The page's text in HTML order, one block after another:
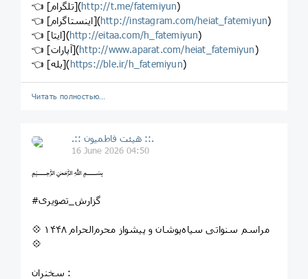
👈 [تلگرام](http://t.me/fatemiyun)
👈 [اینستاگرام](http://instagram.com/heiat_fatemiyun)
👈 [ایتا](http://eitaa.com/h_fatemiyun)
👈 [آپارات](http://www.aparat.com/heiat_fatemiyun)
👈 [بله](https://ble.ir/h_fatemiyun)
Читать полностью…
.:: هیئت فاطمیون ::.
16 June 2026 04:50
﷽⁦
#گزارش_تصویری
💠 مراسم سنواتی سیاه‌پوشان و پیشواز محرم‌الحرام ۱۴۴۸
💠
سخنران :